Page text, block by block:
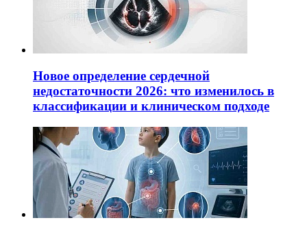
Новое определение сердечной
недостаточности 2026: что изменилось в
классификации и клиническом подходе